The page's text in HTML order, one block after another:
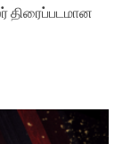
திரைப்படமான